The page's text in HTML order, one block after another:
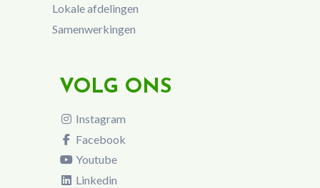
Lokale afdelingen
Samenwerkingen
VOLG ONS
Instagram
Facebook
Youtube
Linkedin